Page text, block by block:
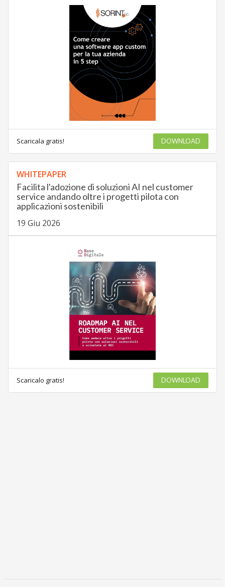
Scaricala gratis! DOWNLOAD
WHITEPAPER
Facilita l'adozione di soluzioni AI nel customer
service andando oltre i progetti pilota con
applicazioni sostenibili
19 Giu 2026
Scaricalo gratis! DOWNLOAD